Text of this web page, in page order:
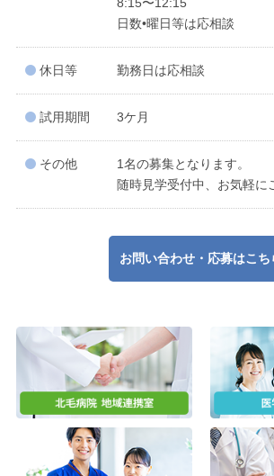
日数•曜日等は応相談
休日等 勤務日は応相談
試用期間 3ケ月
その他
1名の募集となります。
随時見学受付中、お気軽に
お問い合わせ・応募はこち